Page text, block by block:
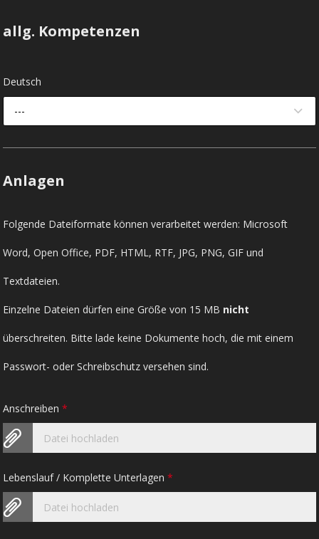
allg. Kompetenzen
Deutsch
---
Anlagen
Folgende Dateiformate können verarbeitet werden: Microsoft
Word, Open Office, PDF, HTML, RTF, JPG, PNG, GIF und
Textdateien.
Einzelne Dateien dürfen eine Größe von 15 MB nicht
überschreiten. Bitte lade keine Dokumente hoch, die mit einem
Passwort- oder Schreibschutz versehen sind.
Anschreiben*
Datei hochladen
Lebenslauf / Komplette Unterlagen*
Datei hochladen